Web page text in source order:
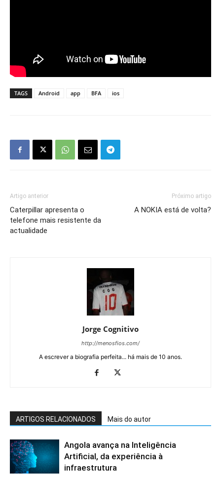
TAGS Android app BFA ios
Artigo anterior
Caterpillar apresenta o
telefone mais resistente da
actualidade
Próximo artigo
A NOKIA está de volta?
Jorge Cognitivo
http://menosfios.com/
A escrever a biografia perfeita... há mais de 10 anos.
ARTIGOS RELACIONADOS Mais do autor
Angola avança na Inteligência
Artificial, da experiência à
infraestrutura